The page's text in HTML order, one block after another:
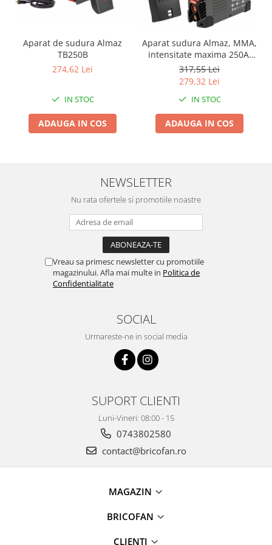
Instalatii Craciun 220V
Instalatii de Craciun
Instalatii liniare si role de furtun
Instalatii perdea
Instalatii plasa
Instalatii Solare
Liniare 220V
Diverse pentru casa si camping
Balamale si zavoare
Broaste si clante
Articole si accesorii birou
Genți de voiaj & genți
Aparat de sudura Almaz
TB250B
274,62 Lei
IN STOC
ADAUGA IN COS
Aparat sudura Almaz, MMA,
intensitate maxima 250A,
afisaj digital, energy-saver
317,55 Lei
279,32 Lei
IN STOC
ADAUGA IN COS
NEWSLETTER
Nu rata ofertele si promotiile noastre
Vreau sa primesc newsletter cu promotiile
magazinului. Afla mai multe in Politica de
Confidentialitate
SOCIAL
Urmareste-ne in social media
SUPORT CLIENTI
Luni-Vineri: 08:00 - 15
0743802580
contact@bricofan.ro
MAGAZIN
BRICOFAN
CLIENTI